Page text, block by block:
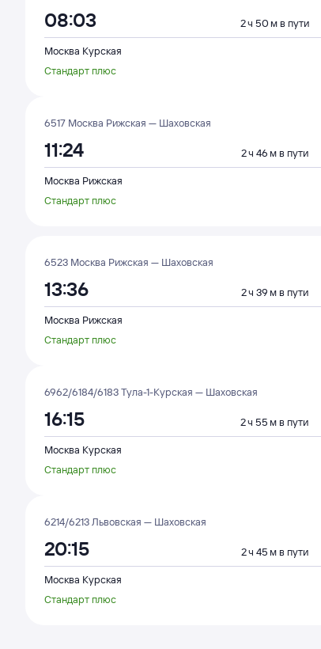
08:03 2 ч 50 м в пути
Москва Курская
Стандарт плюс
6517 Москва Рижская — Шаховская
11:24 2 ч 46 м в пути
Москва Рижская
Стандарт плюс
6523 Москва Рижская — Шаховская
13:36 2 ч 39 м в пути
Москва Рижская
Стандарт плюс
6962/6184/6183 Тула-1-Курская — Шаховская
16:15 2 ч 55 м в пути
Москва Курская
Стандарт плюс
6214/6213 Львовская — Шаховская
20:15 2 ч 45 м в пути
Москва Курская
Стандарт плюс